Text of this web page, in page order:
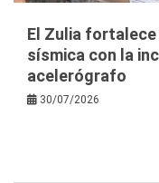
El Zulia
sísmica con la
acelerógrafo
30/07/2026